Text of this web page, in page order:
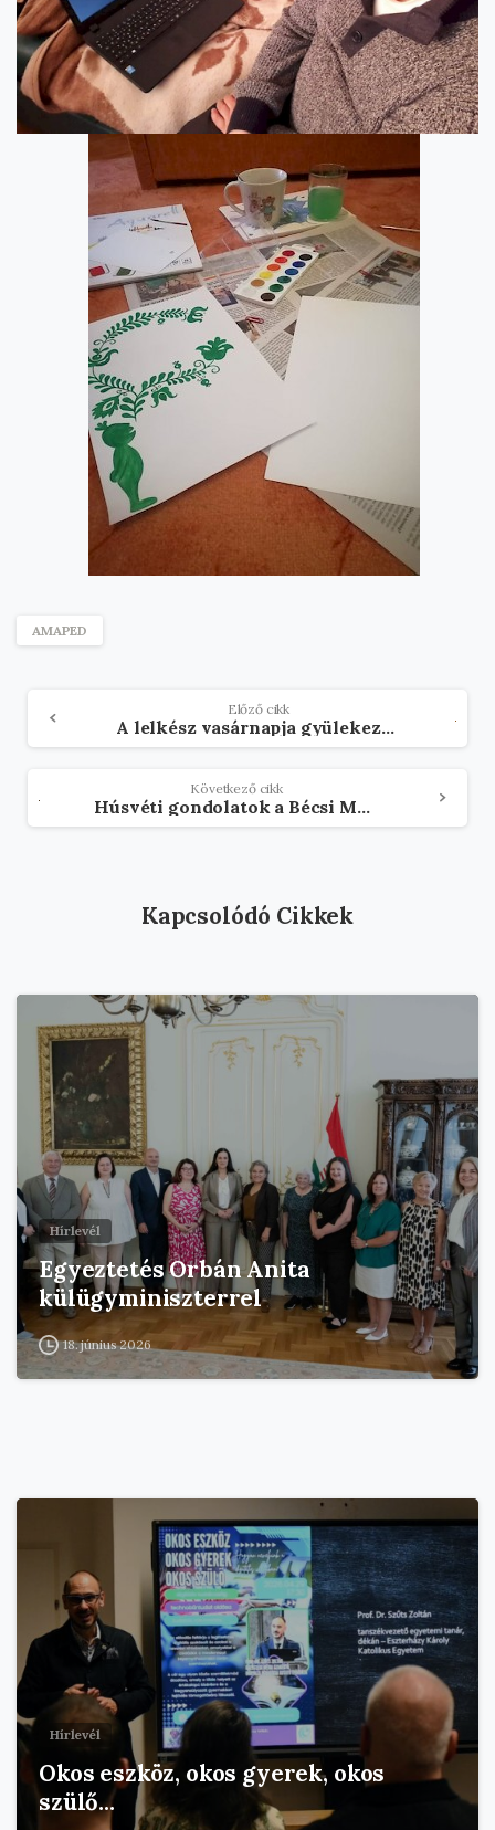
AMAPED
tovább
Előző cikk
A lelkész vasárnapja gyülekezet nélkül – Wagner Szilárd lelkész írása
Következő cikk
Húsvéti gondolatok a Bécsi Magyar Katolikus Egyházközségtől
Kapcsolódó Cikkek
Hírlevél
Egyeztetés Orbán Anita
külügyminiszterrel
18. június 2026
Hírlevél
Okos eszköz, okos gyerek, okos
szülő…